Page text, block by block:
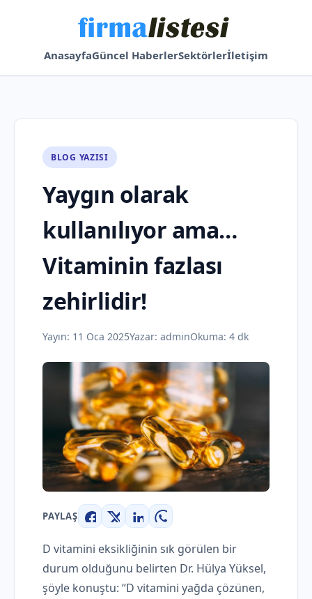
AnasayfaGüncel HaberlerSektörlerİletişim
BLOG YAZISI
Yaygın olarak
kullanılıyor ama…
Vitaminin fazlası
zehirlidir!
Yayın: 11 Oca 2025Yazar: adminOkuma: 4 dk
PAYLAŞ
Facebook
X LinkedInWhatsApp
D vitamini eksikliğinin sık görülen bir
durum olduğunu belirten Dr. Hülya Yüksel,
şöyle konuştu: “D vitamini yağda çözünen,